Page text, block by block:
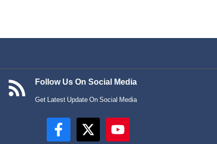
Follow Us On Social Media
Get Latest Update On Social Media